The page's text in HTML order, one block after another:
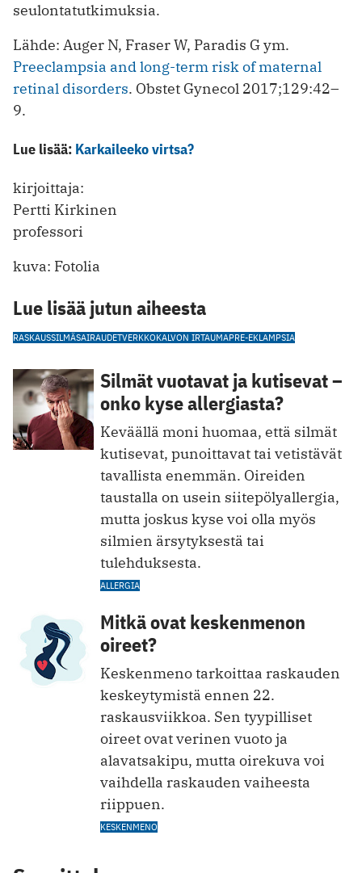
seulontatutkimuksia.
Lähde: Auger N, Fraser W, Paradis G ym.
Preeclampsia and long-term risk of maternal
retinal disorders. Obstet Gynecol 2017;129:42–
9.
Lue lisää: Karkaileeko virtsa?
kirjoittaja:
Pertti Kirkinen
professori
kuva: Fotolia
Lue lisää jutun aiheesta
RASKAUSSILMÄSAIRAUDETVERKKOKALVON IRTAUMAPRE-EKLAMPSIA
Silmät vuotavat ja kutisevat –
onko kyse allergiasta?
Keväällä moni huomaa, että silmät
kutisevat, punoittavat tai vetistävät
tavallista enemmän. Oireiden
taustalla on usein siitepölyallergia,
mutta joskus kyse voi olla myös
silmien ärsytyksestä tai
tulehduksesta.
ALLERGIA
Mitkä ovat keskenmenon
oireet?
Keskenmeno tarkoittaa raskauden
keskeytymistä ennen 22.
raskausviikkoa. Sen tyypilliset
oireet ovat verinen vuoto ja
alavatsakipu, mutta oirekuva voi
vaihdella raskauden vaiheesta
riippuen.
KESKENMENO